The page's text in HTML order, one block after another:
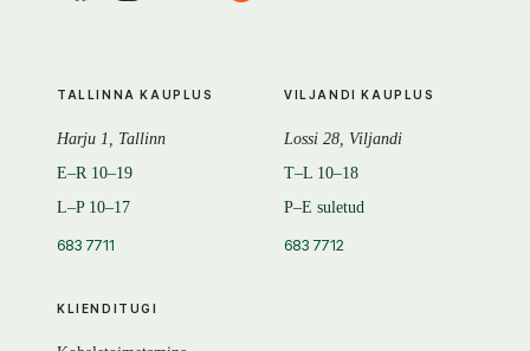
KLIENDITUGI
TALLINNA KAUPLUS
Harju 1, Tallinn
E–R 10–19
L–P 10–17
683 7711
VILJANDI KAUPLUS
Lossi 28, Viljandi
T–L 10–18
P–E suletud
683 7712